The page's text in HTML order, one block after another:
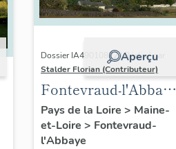
Aperçu
Dossier IA49010822 | Réalisé par
Stalder Florian (Contributeur)
Fontevraud-l'Abbaye
: présentation de la
commune
Pays de la Loire > Maine-
et-Loire > Fontevraud-
l'Abbaye